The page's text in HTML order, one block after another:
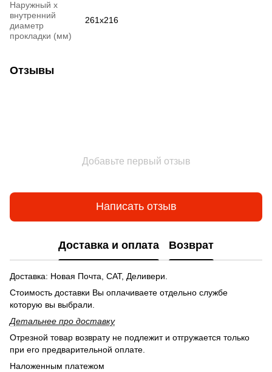
Наружный х
внутренний
диаметр
прокладки (мм)
261х216
Отзывы
Добавьте первый отзыв
Написать отзыв
Доставка и оплата Возврат
Доставка: Новая Почта, САТ, Деливери.
Стоимость доставки Вы оплачиваете отдельно службе
которую вы выбрали.
Детальнее про доставку
Отрезной товар возврату не подлежит и отгружается только
при его предварительной оплате.
Наложенным платежом